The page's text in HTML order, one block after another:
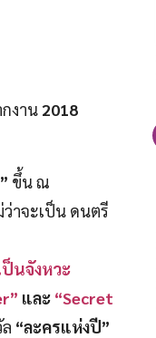
งาน 2018
ขึ้น ณ
าจะเป็น ดนตรี
ป็นจังหวะ
และ “Secret
“ละครแห่งปี”